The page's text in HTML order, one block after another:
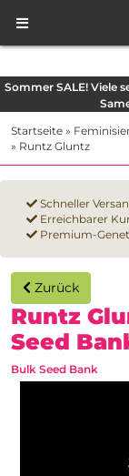
Sommer SALE! Viele
Startseite »
» Runtz Gluntz
Schneller
Erreichbarer
Premium-
Zurück
Runtz
Seed
Bulk Seed Bank